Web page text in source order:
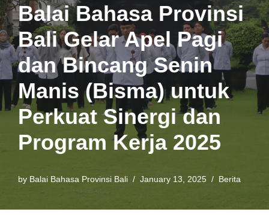
Balai Bahasa Provinsi
Bali Gelar Apel Pagi
dan Bincang Senin
Manis (Bisma) untuk
Perkuat Sinergi dan
Program Kerja 2025
by Balai Bahasa Provinsi Bali January 13, 2025 Berita